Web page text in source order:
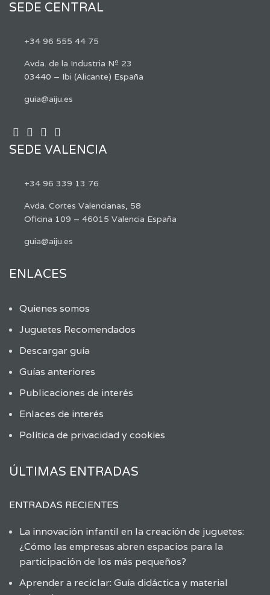
SEDE CENTRAL
+34 96 555 44 75
Avda. de la Industria Nº 23
03440 – Ibi (Alicante) España
guia@aiju.es
SEDE VALENCIA
+34 96 339 13 76
Avda. Cortes Valencianas, 58
Oficina 109 – 46015 Valencia España
guia@aiju.es
ENLACES
Quienes somos
Juguetes Recomendados
Descargar guía
Guías anteriores
Publicaciones de interés
Enlaces de interés
Política de privacidad y cookies
ÚLTIMAS ENTRADAS
ENTRADAS RECIENTES
La innovación infantil en la creación de juguetes:
¿Cómo las empresas abren espacios para la
participación de los más pequeños?
Aprender a reciclar: Guía didáctica y material